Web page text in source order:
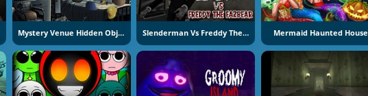
Mystery Venue Hidden Object Slenderman Vs Freddy The Fazbear Mermaid Haunted House